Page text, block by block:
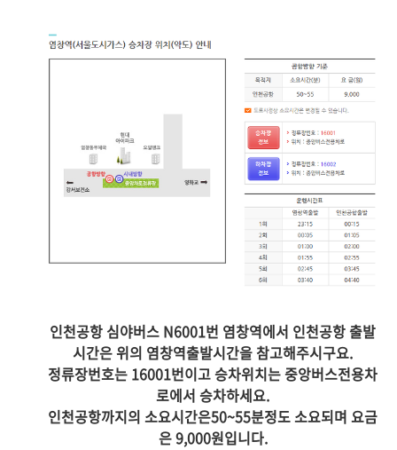
인천공항 심야버스 N6001번 염창역에서 인천공항 출발
시간은 위의 염창역출발시간을 참고해주시구요.
정류장번호는 16001번이고 승차위치는 중앙버스전용차
로에서 승차하세요.
인천공항까지의 소요시간은50~55분정도 소요되며 요금
은 9,000원입니다.